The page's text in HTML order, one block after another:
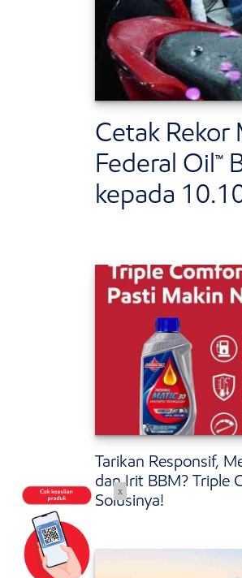
Cetak
Federal Oil™
kepada
Tarikan Responsif,
dan Irit BBM? Triple
Solusinya!
x